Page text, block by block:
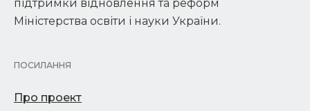
підтримки відновлення та реформ
Міністерства освіти і науки України.
ПОСИЛАННЯ
Про проект